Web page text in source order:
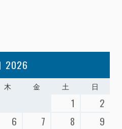
2026
木 金 土 日
1
2
6 7 8
9